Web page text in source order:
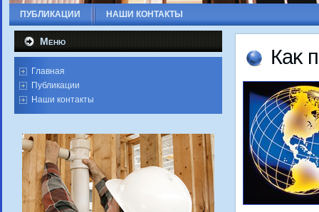
ПУБЛИКАЦИИ НАШИ КОНТАКТЫ
Меню
Главная
Публикации
Наши контакты
Каκ